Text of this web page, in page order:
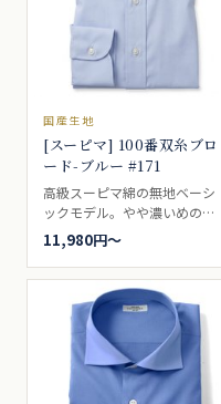
国産生地
[スーピマ] 100番双糸ブロ
ード-ブルー #171
高級スーピマ綿の無地ベーシ
ックモデル。やや濃いめのブ
ルー。ブロードとも、ポプリ
ンとも呼ばれるいわゆる、普
通の白無地。一枚は持ってい
たい、シャツの基本です。ド
レスシャツ向き。
11,980円〜